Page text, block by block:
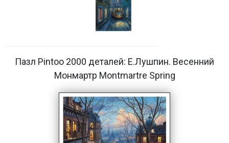
Пазл Pintoo 2000 деталей: Е.Лушпин. Весенний
Монмартр Montmartre Spring